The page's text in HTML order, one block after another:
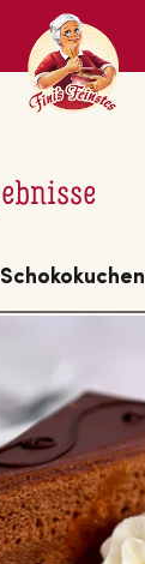
Schokokuchen